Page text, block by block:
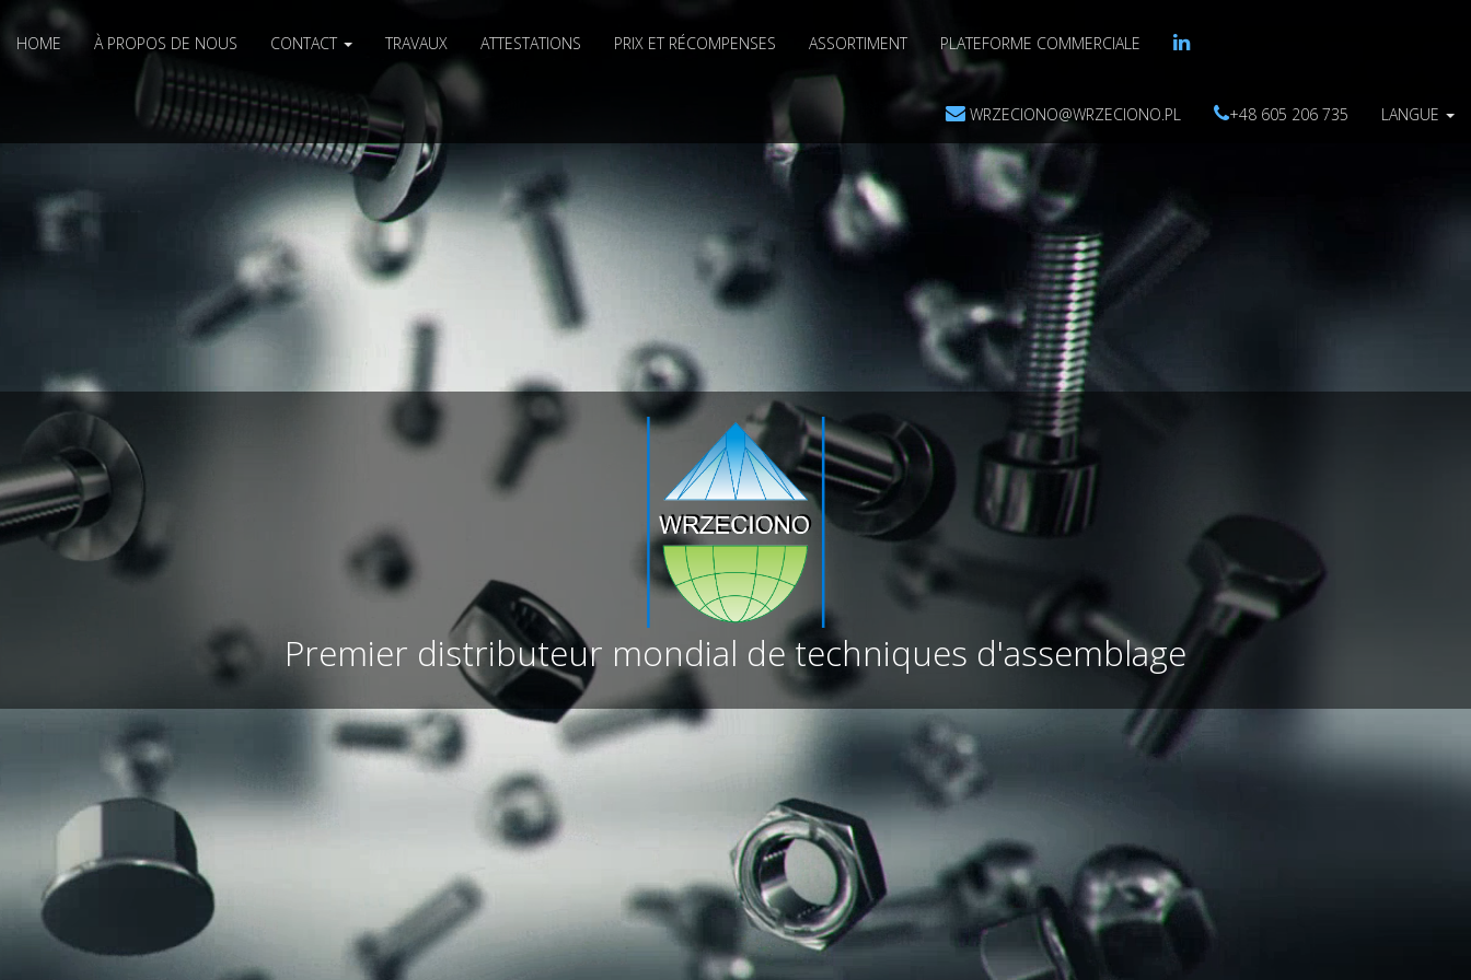
HOME À PROPOS DE NOUS CONTACT TRAVAUX ATTESTATIONS PRIX ET RÉCOMPENSES ASSORTIMENT PLATEFORME COMMERCIALE
WRZECIONO@WRZECIONO.PL +48 605 206 735 LANGUE
Premier distributeur mondial de techniques d'assemblage